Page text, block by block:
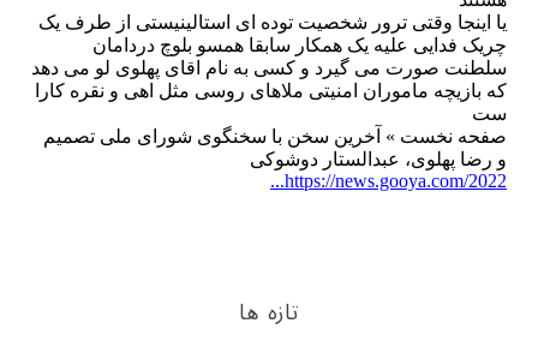
تازه ها